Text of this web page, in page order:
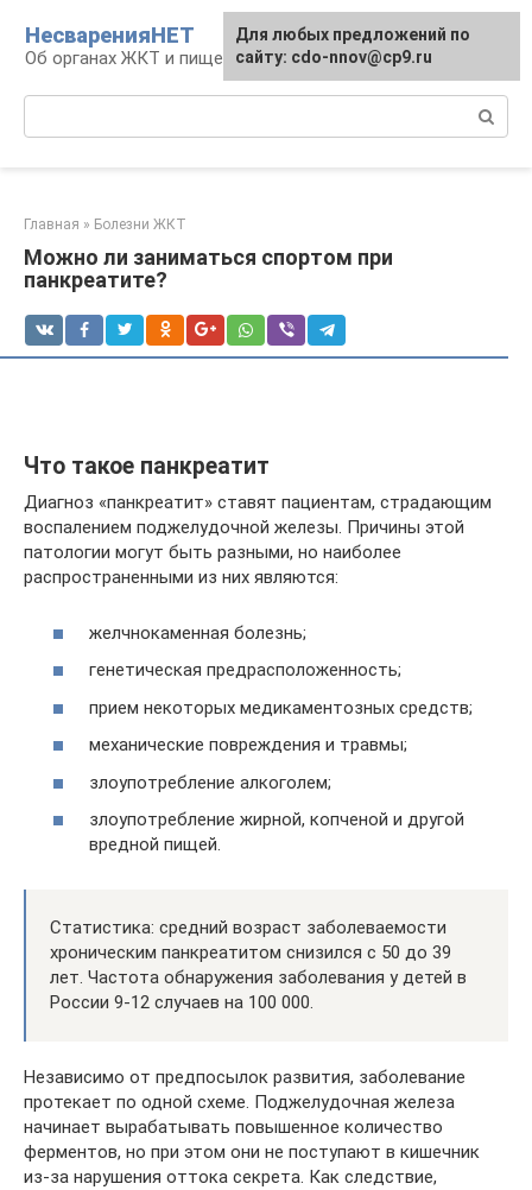
контенту
НесваренияНЕТ
Об органах ЖКТ и пищеварении
Главная » Болезни ЖКТ
Можно ли заниматься спортом при
панкреатите?
Что такое панкреатит
Диагноз «панкреатит» ставят пациентам, страдающим
воспалением поджелудочной железы. Причины этой
патологии могут быть разными, но наиболее
распространенными из них являются:
желчнокаменная болезнь;
генетическая предрасположенность;
прием некоторых медикаментозных средств;
механические повреждения и травмы;
злоупотребление алкоголем;
злоупотребление жирной, копченой и другой
вредной пищей.
Статистика: средний возраст заболеваемости
хроническим панкреатитом снизился с 50 до 39
лет. Частота обнаружения заболевания у детей в
России 9-12 случаев на 100 000.
Независимо от предпосылок развития, заболевание
протекает по одной схеме. Поджелудочная железа
начинает вырабатывать повышенное количество
ферментов, но при этом они не поступают в кишечник
из-за нарушения оттока секрета. Как следствие,
Для любых предложений по
сайту: cdo-nnov@cp9.ru